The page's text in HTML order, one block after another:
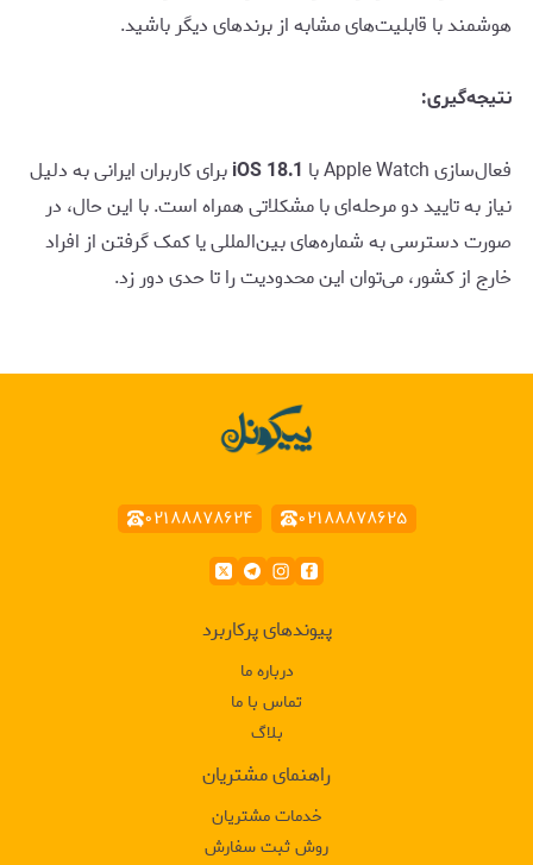
هوشمند با قابلیت‌های مشابه از برندهای دیگر باشید.
نتیجه‌گیری:
فعال‌سازی Apple Watch با iOS 18.1برای کاربران ایرانی به دلیل
نیاز به تایید دو مرحله‌ای با مشکلاتی همراه است. با این حال، در
صورت دسترسی به شماره‌های بین‌المللی یا کمک گرفتن از افراد
خارج از کشور، می‌توان این محدودیت را تا حدی دور زد.
۰۲۱۸۸۸۷۸۶۲۵ ۰۲۱۸۸۸۷۸۶۲۴
پیوند‌های پرکاربرد
درباره ما
تماس با ما
بلاگ
راهنمای مشتریان
خدمات مشتریان
روش ثبت سفارش